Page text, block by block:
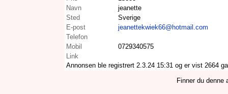
Navn
jeanette
Sted
Sverige
E-post
jeanettekwiek66@hotmail.com
Telefon
Mobil
0729340575
Link
Annonsen ble registrert 2.3.24 15:31 og er vist 2664
Finner du denne